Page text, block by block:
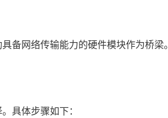
备网络传输能力的硬件模块作为桥梁。
具体步骤如下：